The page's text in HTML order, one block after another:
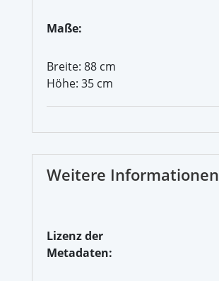
Maße:
Breite: 88 cm
Höhe: 35 cm
Weitere Informationen
Lizenz der
Metadaten: